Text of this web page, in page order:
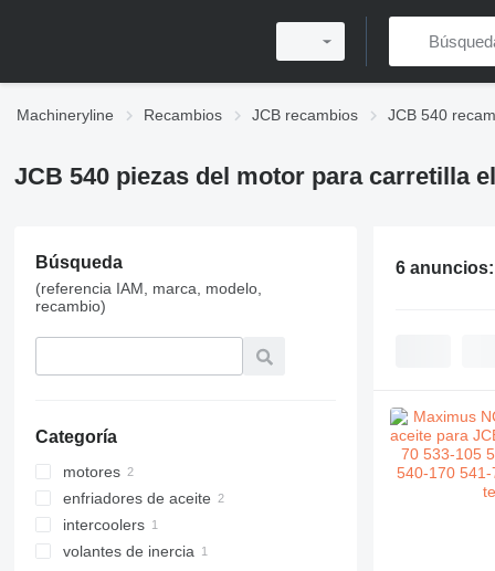
Machineryline Recambios JCB recambios JCB 540
JCB 540 piezas del motor para carretilla
Búsqueda
(referencia IAM, marca, modelo,
recambio)
Categoría
motores
enfriadores de aceite
intercoolers
volantes de inercia
6 anuncios: